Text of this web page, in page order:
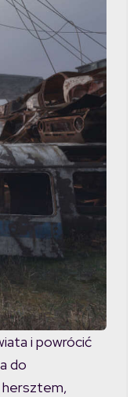
i powrócić
do
hersztem,